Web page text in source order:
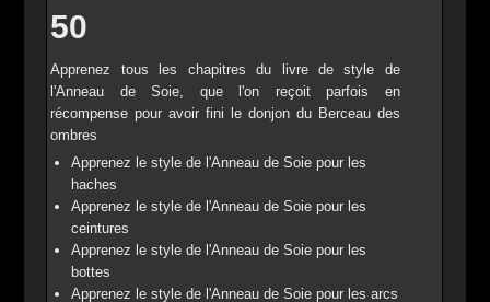
50
Apprenez tous les chapitres du livre de style de
l'Anneau de Soie, que l'on reçoit parfois en
récompense pour avoir fini le donjon du Berceau des
ombres
Apprenez le style de l'Anneau de Soie pour les
haches
Apprenez le style de l'Anneau de Soie pour les
ceintures
Apprenez le style de l'Anneau de Soie pour les
bottes
Apprenez le style de l'Anneau de Soie pour les arcs